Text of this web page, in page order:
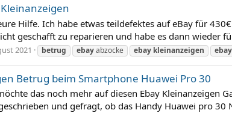
Hilfe. Ich habe etwas teildefektes auf eBay für
geschafft zu reparieren und habe es dann wieder
2021 betrug ebayabzocke ebay kleinanzeigen ebay
Betrug beim Smartphone Huawei Pro 30
das noch mehr auf diesen Ebay Kleinanzeigen
und gefragt, ob das Handy Huawei pro